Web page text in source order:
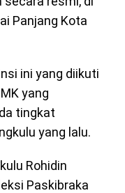
Panjang Kota
ini yang diikuti
yang
tingkat
yang lalu.
Rohidin
Paskibraka